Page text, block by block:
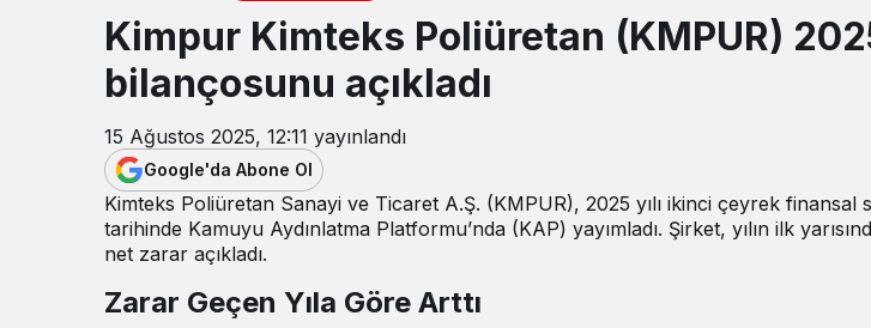
Kimpur Kimteks Poliüretan (KMPUR)
bilançosunu açıkladı
15 Ağustos 2025, 12:11 yayınlandı
Google'da Abone Ol
Kimteks Poliüretan Sanayi ve Ticaret A.Ş. (KMPUR), 2025 yılı ikinci çeyrek finansal
tarihinde Kamuyu Aydınlatma Platformu’nda (KAP) yayımladı. Şirket, yılın ilk
net zarar açıkladı.
Zarar Geçen Yıla Göre Arttı